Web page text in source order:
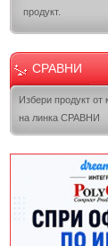
продукт.
СРАВНИ
Избери продукт от
на линка СРАВНИ